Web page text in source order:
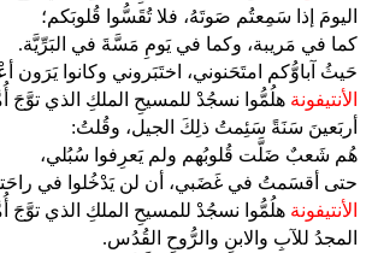
اليومَ إذا سَمِعتُم صَوتَهُ، فلا تُقَسُّوا قُلوبَكم؛
كما في مَريبة، وكما في يَومِ مَسَّةَ في البَرِّيَّة.
حَيثُ آباوُّكم امتَحَنوني، اختَبَروني وكانوا يَرَون
الأنتيفونة هلُمُّوا نسجُدْ للمسيحِ الملكِ الذي توَّجَ
أربَعينَ سَنَةً سَئِمتُ ذلِكَ الجيل، وقُلتُ:
هُم شَعبٌ ضَلَّت قُلوبُهم ولم يَعرِفوا سُبُلي،
حتى أقسَمتُ في غَضَبي، أن لن يَدْخُلوا في
الأنتيفونة هلُمُّوا نسجُدْ للمسيحِ الملكِ الذي توَّجَ
المجدُ للآبِ والابنِ والرُّوحِ القُدُس.